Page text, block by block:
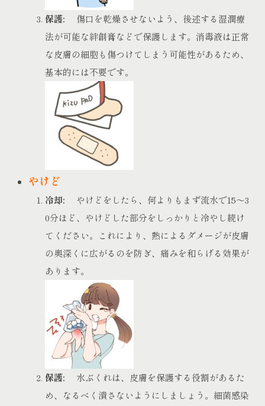
保護: 傷口を乾燥させないよう、後述する湿潤療
法が可能な絆創膏などで保護します。消毒液は正常
な皮膚の細胞も傷つけてしまう可能性があるため、
基本的には不要です。
やけど
冷却: やけどをしたら、何よりもまず流水で15〜3
0分ほど、やけどした部分をしっかりと冷やし続け
てください。これにより、熱によるダメージが皮膚
の奥深くに広がるのを防ぎ、痛みを和らげる効果が
あります。
保護: 水ぶくれは、皮膚を保護する役割があるた
め、なるべく潰さないようにしましょう。細菌感染